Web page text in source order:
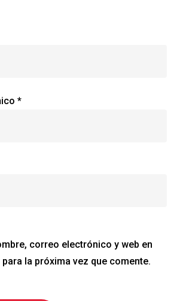
*
correo electrónico y web en
la próxima vez que comente.